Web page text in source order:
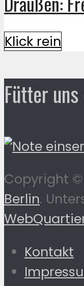
Klick rein
Fütter
Copyright ©
Berlin.
Kontakt